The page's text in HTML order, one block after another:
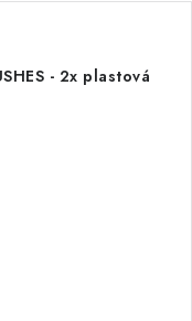
- 2x plastová